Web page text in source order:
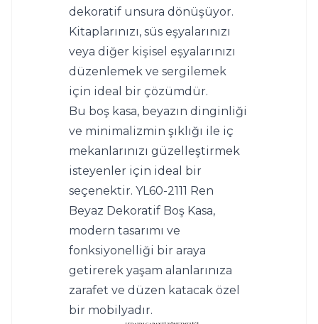
dekoratif unsura dönüşüyor.
Kitaplarınızı, süs eşyalarınızı
veya diğer kişisel eşyalarınızı
düzenlemek ve sergilemek
için ideal bir çözümdür.
Bu boş kasa, beyazın dinginliği
ve minimalizmin şıklığı ile iç
mekanlarınızı güzelleştirmek
isteyenler için ideal bir
seçenektir. YL60-2111 Ren
Beyaz Dekoratif Boş Kasa,
modern tasarımı ve
fonksiyonelliği bir araya
getirerek yaşam alanlarınıza
zarafet ve düzen katacak özel
bir mobilyadır.